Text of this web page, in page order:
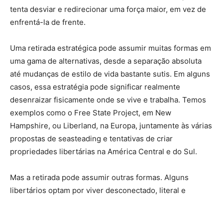
tenta desviar e redirecionar uma força maior, em vez de
enfrentá-la de frente.
Uma retirada estratégica pode assumir muitas formas em
uma gama de alternativas, desde a separação absoluta
até mudanças de estilo de vida bastante sutis. Em alguns
casos, essa estratégia pode significar realmente
desenraizar fisicamente onde se vive e trabalha. Temos
exemplos como o Free State Project, em New
Hampshire, ou Liberland, na Europa, juntamente às várias
propostas de seasteading e tentativas de criar
propriedades libertárias na América Central e do Sul.
Mas a retirada pode assumir outras formas. Alguns
libertários optam por viver desconectado, literal e